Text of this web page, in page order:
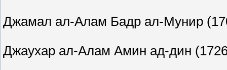
Джамал ал-Алам Бадр ал-Мунир
Джаухар ал-Алам Амин ад-дин